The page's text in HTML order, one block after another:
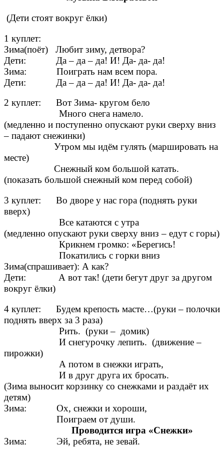
(Дети стоят вокруг ёлки)
1 куплет:
Зима(поёт) Любит зиму, детвора?
Дети: Да – да – да! И! Да- да- да!
Зима: Поиграть нам всем пора.
Дети: Да – да – да! И! Да- да- да!
2 куплет: Вот Зима- кругом бело
Много снега намело.
(медленно и поступенно опускают руки сверху вниз
– падают снежинки)
Утром мы идём гулять (маршировать на
месте)
Снежный ком большой катать.
(показать большой снежный ком перед собой)
3 куплет: Во дворе у нас гора (поднять руки
вверх)
Все катаются с утра
(медленно опускают руки сверху вниз – едут с горы)
Крикнем громко: «Берегись!
Покатились с горки вниз
Зима(спрашивает): А как?
Дети: А вот так! (дети бегут друг за другом
вокруг ёлки)
4 куплет: Будем крепость масте…(руки – полочки
поднять вверх за 3 раза)
Рить. (руки – домик)
И снегурочку лепить. (движение –
пирожки)
А потом в снежки играть,
И в друг друга их бросать.
(Зима выносит корзинку со снежками и раздаёт их
детям)
Зима: Ох, снежки и хороши,
Поиграем от души.
Проводится игра «Снежки»
Зима: Эй, ребята, не зевай.